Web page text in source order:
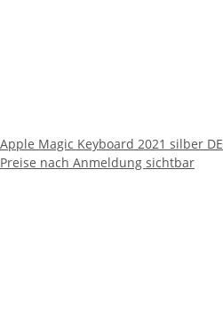
Apple Magic Keyboard 2021 silber DE
Preise nach Anmeldung sichtbar